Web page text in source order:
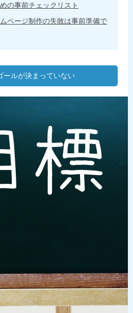
の事前チェックリスト
ページ制作の失敗は事前準備で
ルが決まっていない